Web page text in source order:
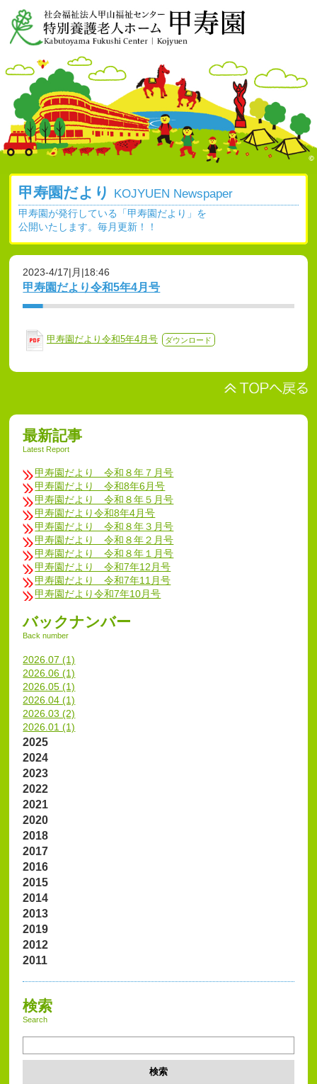
甲寿園だより KOJYUEN Newspaper
甲寿園が発行している「甲寿園だより」を
公開いたします。毎月更新！！
2023-4/17|月|18:46
甲寿園だより令和5年4月号
甲寿園だより令和5年4月号 ダウンロード
最新記事
Latest Report
甲寿園だより 令和８年７月号
甲寿園だより 令和8年6月号
甲寿園だより 令和８年５月号
甲寿園だより令和8年4月号
甲寿園だより 令和８年３月号
甲寿園だより 令和８年２月号
甲寿園だより 令和８年１月号
甲寿園だより 令和7年12月号
甲寿園だより 令和7年11月号
甲寿園だより令和7年10月号
バックナンバー
Back number
2026.07 (1)
2026.06 (1)
2026.05 (1)
2026.04 (1)
2026.03 (2)
2026.01 (1)
2025
2024
2023
2022
2021
2020
2018
2017
2016
2015
2014
2013
2019
2012
2011
検索
Search
検索